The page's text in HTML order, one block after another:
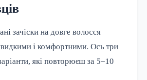
зачіски на довге волосся
і комфортними. Ось три
які повторюєш за 5–10